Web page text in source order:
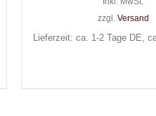
zzgl. Versand
Lieferzeit: ca. 1-2 Tage DE,